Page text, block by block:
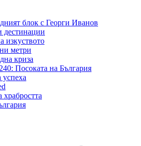
блок с Георги Иванов
дестинации
изкуството
метри
криза
Посоката на България
успеха
храбростта